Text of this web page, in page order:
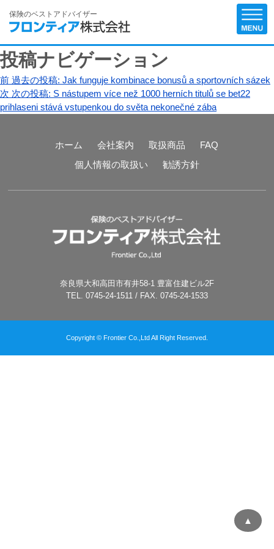
保険のベストアドバイザー
投稿ナビゲーション
前 過去の投稿: Jak funguje kombinace bonusů a sportovních sázek
次 次の投稿: S nástupem více než 1000 herních titulů se bet22
prihlaseni stává vstupenkou do světa nekonečné zába
ホーム 会社案内 取扱商品
FAQ
個人情報の取扱い
勧誘方針
奈良県大和高田市有井58-1 豊富住建ビル2F
TEL. 0745-24-1511 / FAX. 0745-24-1533
Copyright © Frontier Co.,Ltd All Right Reserved.
▲